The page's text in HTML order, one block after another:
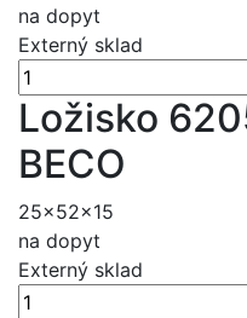
na dopyt
Externý sklad
Ložisko
BECO
25x52x15
na dopyt
Externý sklad